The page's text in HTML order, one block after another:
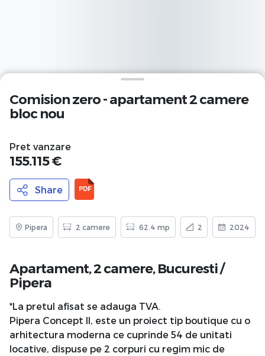
Comision zero - apartament 2 camere
bloc nou
Pret vanzare
155.115 €
Share PDF
Pipera 2 camere 62.4 mp 2 2024
Apartament, 2 camere,Bucuresti/
Pipera
*La pretul afisat se adauga TVA.
Pipera Concept II, este un proiect tip boutique cu o
arhitectura moderna ce cuprinde 54 de unitati
locative, dispuse pe 2 corpuri cu regim mic de